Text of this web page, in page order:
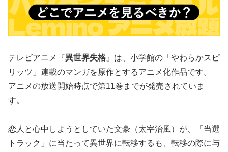
テレビアニメ『異世界失格 』は、小学館の「やわらかスピ
リッツ」連載のマンガを原作とするアニメ化作品です。
アニメの放送開始時点で第11巻までが発売されていま
す。
恋人と心中しようとしていた文豪（太宰治風）が、「当選
トラック」に当たって異世界に転移するも、転移の際に与